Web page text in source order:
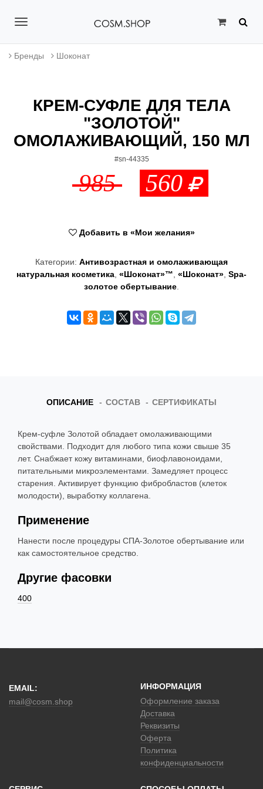
T
o
t
Бренды Шоконат
КРЕМ-СУФЛЕ ДЛЯ ТЕЛА
"ЗОЛОТОЙ"
ОМОЛАЖИВАЮЩИЙ, 150 МЛ
#sn-44335
985 560
Добавить в «Мои желания»
Категории: Антивозрастная и омолаживающая
натуральная косметика «Шоконат»™ «Шоконат» Spa-
золотое обертывание
ОПИСАНИЕ СОСТАВ СЕРТИФИКАТЫ
Крем-суфле Золотой обладает омолаживающими
свойствами. Подходит для любого типа кожи свыше 35
лет. Снабжает кожу витаминами, биофлавоноидами,
питательными микроэлементами. Замедляет процесс
старения. Активирует функцию фибробластов (клеток
молодости), выработку коллагена.
Применение
Нанести после процедуры СПА-Золотое обертывание или
как самостоятельное средство.
Другие фасовки
400
EMAIL:
mail@cosm.shop
ИНФОРМАЦИЯ
Оформление заказа
Доставка
Реквизиты
Оферта
Политика
конфиденциальности